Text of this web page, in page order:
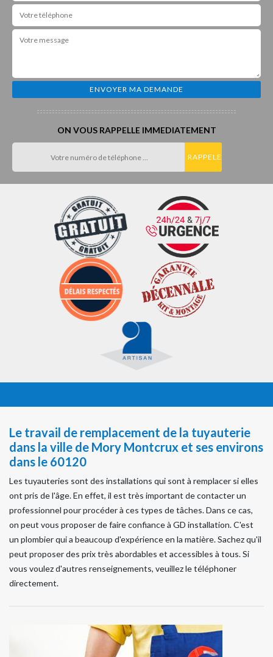
ON VOUS RAPPELLE IMMEDIATEMENT
Le travail de remplacement de la tuyauterie
dans la ville de Mory Montcrux et ses environs
dans le 60120
Les tuyauteries sont des installations qui sont à remplacer si elles
ont pris de l'âge. En effet, il est très important de contacter un
professionnel pour procéder à ces types de tâches. Dans ce cas,
on peut vous proposer de faire confiance à GD installation. C'est
un plombier qui a beaucoup d'expérience en la matière. Sachez qu'il
peut proposer des prix très abordables et accessibles à tous. Si
vous voulez d'autres renseignements, veuillez le téléphoner
directement.